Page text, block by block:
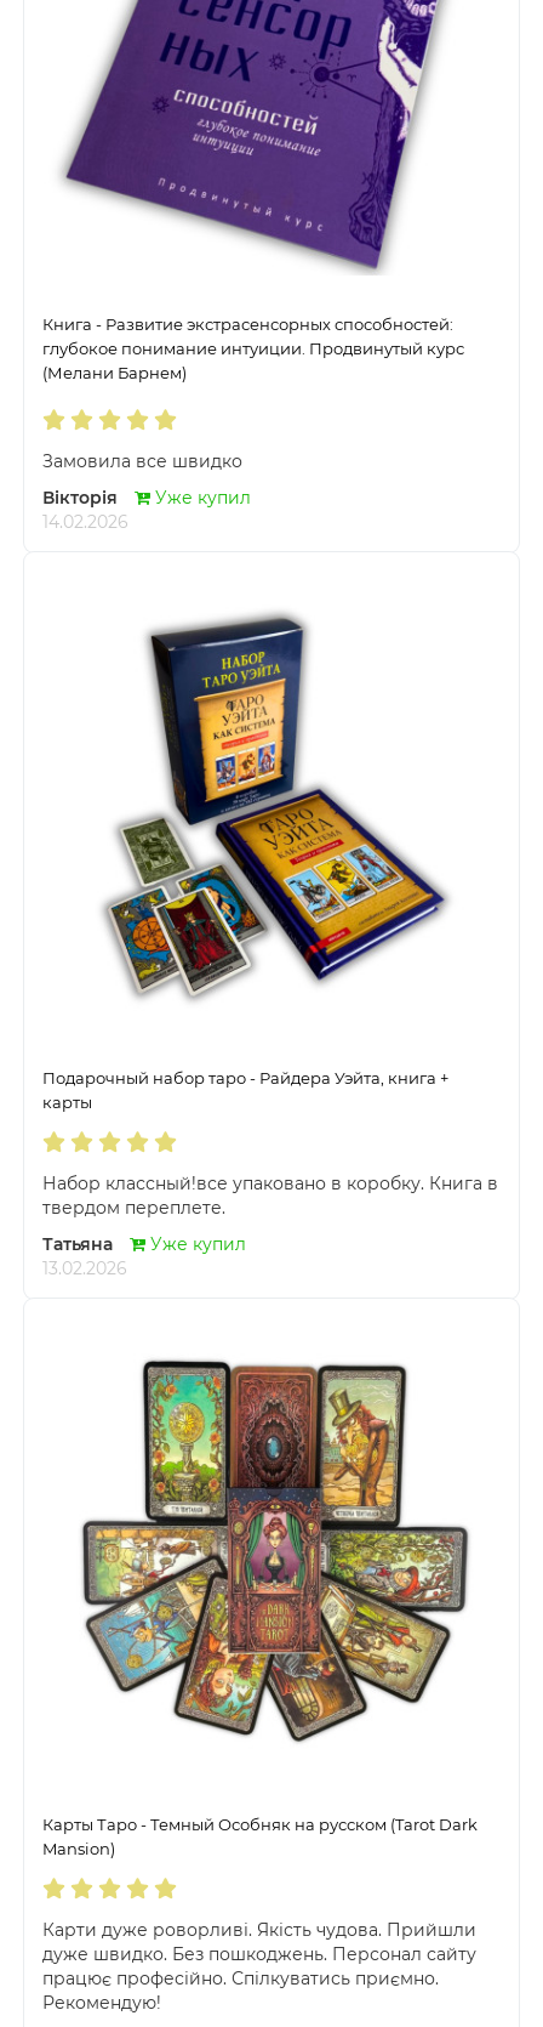
Книга - Развитие экстрасенсорных способностей:
глубокое понимание интуиции. Продвинутый курс
(Мелани Барнем)
Замовила все швидко
Вікторія
Уже купил
14.02.2026
Подарочный набор таро - Райдера Уэйта, книга +
карты
Набор классный!все упаковано в коробку. Книга в
твердом переплете.
Татьяна
Уже купил
13.02.2026
Карты Таро - Темный Особняк на русском (Tarot Dark
Mansion)
Карти дуже роворливі. Якість чудова. Прийшли
дуже швидко. Без пошкоджень. Персонал сайту
працює професійно. Спілкуватись приємно.
Рекомендую!